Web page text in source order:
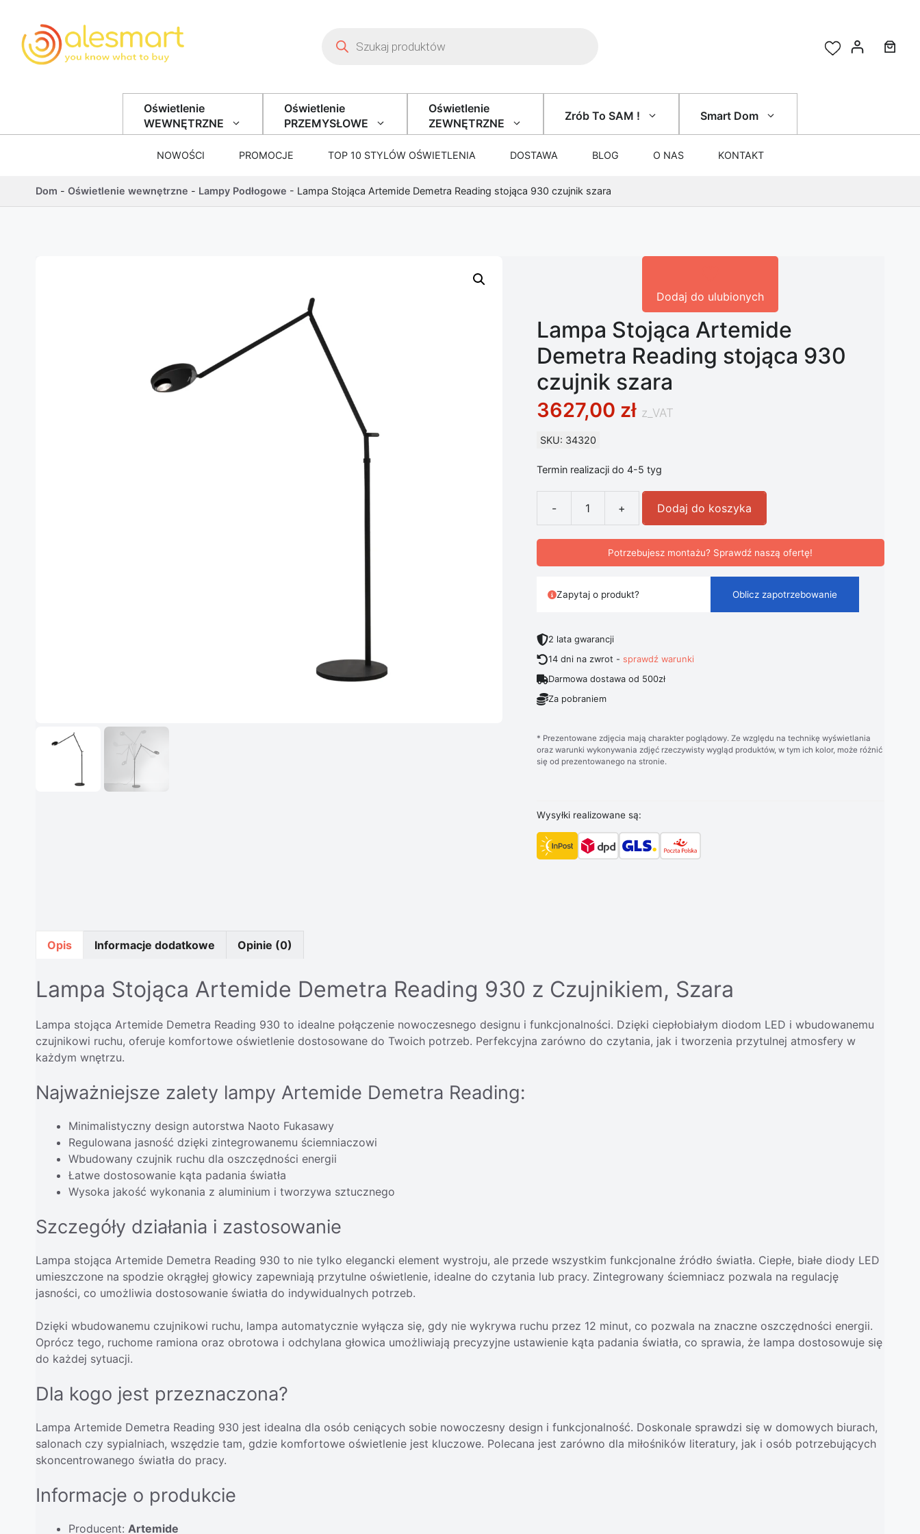
Oświetlenie
WEWNĘTRZNE
Oświetlenie
PRZEMYSŁOWE
Oświetlenie
ZEWNĘTRZNE
Zrób To SAM ! Smart Dom
NOWOŚCI PROMOCJE TOP 10 STYLÓW OŚWIETLENIA DOSTAWA BLOG O NAS KONTAKT
Dom - Oświetlenie wewnętrzne - Lampy Podłogowe - Lampa Stojąca Artemide Demetra Reading stojąca 930 czujnik szara
Dodaj do ulubionych
Lampa Stojąca Artemide
Demetra Reading stojąca 930
czujnik szara
3627,00 zł z_VAT
SKU: 34320
Termin realizacji do 4-5 tyg
-
ilość Lampa Stojąca Artemide Demetra Reading stojąca 930 czujnik
+ Dodaj do koszyka
Potrzebujesz montażu? Sprawdź naszą ofertę!
Zapytaj o produkt? Oblicz zapotrzebowanie
2 lata gwarancji
14 dni na zwrot -sprawdź warunki
Darmowa dostawa od 500zł
Za pobraniem
* Prezentowane zdjęcia mają charakter poglądowy. Ze względu na technikę wyświetlania
oraz warunki wykonywania zdjęć rzeczywisty wygląd produktów, w tym ich kolor, może różnić
się od prezentowanego na stronie.
Wysyłki realizowane są:
Opis Informacje dodatkowe Opinie (0)
Lampa Stojąca Artemide Demetra Reading 930 z Czujnikiem, Szara
Lampa stojąca Artemide Demetra Reading 930 to idealne połączenie nowoczesnego designu i funkcjonalności. Dzięki ciepłobiałym diodom LED i wbudowanemu
czujnikowi ruchu, oferuje komfortowe oświetlenie dostosowane do Twoich potrzeb. Perfekcyjna zarówno do czytania, jak i tworzenia przytulnej atmosfery w
każdym wnętrzu.
Najważniejsze zalety lampy Artemide Demetra Reading:
Minimalistyczny design autorstwa Naoto Fukasawy
Regulowana jasność dzięki zintegrowanemu ściemniaczowi
Wbudowany czujnik ruchu dla oszczędności energii
Łatwe dostosowanie kąta padania światła
Wysoka jakość wykonania z aluminium i tworzywa sztucznego
Szczegóły działania i zastosowanie
Lampa stojąca Artemide Demetra Reading 930 to nie tylko elegancki element wystroju, ale przede wszystkim funkcjonalne źródło światła. Ciepłe, białe diody LED
umieszczone na spodzie okrągłej głowicy zapewniają przytulne oświetlenie, idealne do czytania lub pracy. Zintegrowany ściemniacz pozwala na regulację
jasności, co umożliwia dostosowanie światła do indywidualnych potrzeb.
Dzięki wbudowanemu czujnikowi ruchu, lampa automatycznie wyłącza się, gdy nie wykrywa ruchu przez 12 minut, co pozwala na znaczne oszczędności energii.
Oprócz tego, ruchome ramiona oraz obrotowa i odchylana głowica umożliwiają precyzyjne ustawienie kąta padania światła, co sprawia, że lampa dostosowuje się
do każdej sytuacji.
Dla kogo jest przeznaczona?
Lampa Artemide Demetra Reading 930 jest idealna dla osób ceniących sobie nowoczesny design i funkcjonalność. Doskonale sprawdzi się w domowych biurach,
salonach czy sypialniach, wszędzie tam, gdzie komfortowe oświetlenie jest kluczowe. Polecana jest zarówno dla miłośników literatury, jak i osób potrzebujących
skoncentrowanego światła do pracy.
Informacje o produkcie
Producent: Artemide